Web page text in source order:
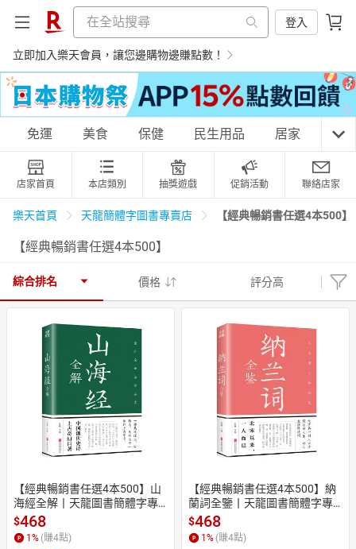
登入
立即加入樂天會員，讓您邊購物邊賺點數！
購物網分類
天天免運 美食蛋糕 養生保健 民生用品
居家生活 3C家電 親子玩具
男裝 情趣用品
日本購物 電子/紙本書
HOT
免運 美食 保健 民生用品 居家 3C
店家首頁 本店類別 抽獎遊戲 促銷活動 聯絡店家
樂天首頁 天龍簡體字圖書專賣店 【經典暢銷書任選4本500】
【經典暢銷書任選4本500】
綜合排名 價格 評分高
【經典暢銷書任選4本500】山
海經全解丨天龍圖書簡體字專
賣店丨978755024545701 (tl26
02_中智)
$468
1 % (賺4點)
【經典暢銷書任選4本500】納
蘭詞全鑒丨天龍圖書簡體字專
賣店丨9787550245426 (tl2602
_中智)
$468
1 % (賺4點)